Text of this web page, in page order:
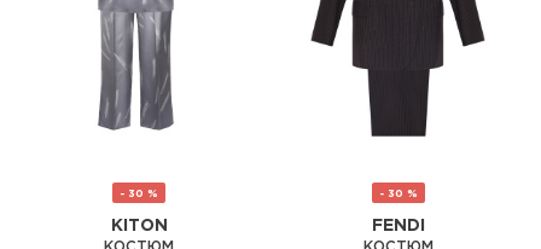
- 30 %
KITON
- 30 %
FENDI